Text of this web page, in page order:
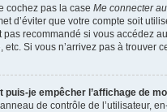
cochez pas la case Me connecter
d’éviter que votre compte soit
pas recommandé si vous accédez
etc. Si vous n’arrivez pas à trouver
puis-je empêcher l’affichage de
de contrôle de l’utilisateur,